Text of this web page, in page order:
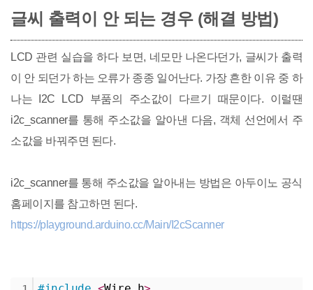
글씨 출력이 안 되는 경우 (해결 방법)
LCD 관련 실습을 하다 보면, 네모만 나온다던가, 글씨가 출력
이 안 되던가 하는 오류가 종종 일어난다. 가장 흔한 이유 중 하
나는 I2C LCD 부품의 주소값이 다르기 때문이다. 이럴땐
i2c_scanner를 통해 주소값을 알아낸 다음, 객체 선언에서 주
소값을 바꿔주면 된다.
i2c_scanner를 통해 주소값을 알아내는 방법은 아두이노 공식
홈페이지를 참고하면 된다.
https://playground.arduino.cc/Main/I2cScanner